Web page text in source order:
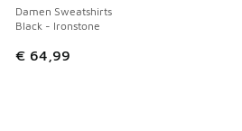
Damen Sweatshirts
Black - Ironstone
€ 64,99